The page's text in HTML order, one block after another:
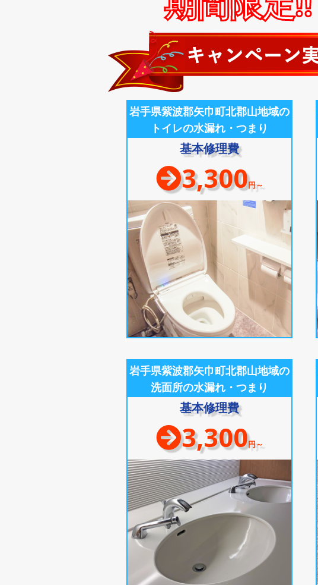
岩手県紫波郡矢巾町北郡山地域の
トイレの水漏れ・つまり
基本修理費
3,300円～
岩手県紫波郡矢巾町北郡山地域の
洗面所の水漏れ・つまり
基本修理費
3,300円～